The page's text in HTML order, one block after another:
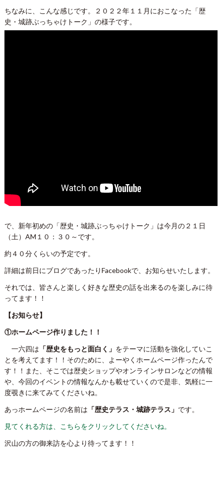
ちなみに、こんな感じです。２０２２年１１月におこなった「歴
史・城跡ぶっちゃけトーク」の様子です。
で、新年初めの「歴史・城跡ぶっちゃけトーク」は今月の２１日
（土）AM１０：３０～です。
約４０分くらいの予定です。
詳細は前日にブログであったりFacebookで、お知らせいたします。
それでは、皆さんと楽しく好きな歴史の話を出来るのを楽しみに待
ってます！！
【お知らせ】
①ホームページ作りました！！
一六四は 「歴史をもっと面白く」 をテーマに活動を強化していこ
とを考えてます！！そのために、よーやくホームページ作ったんで
す！！また、そこでは歴史ショップやオンラインサロンなどの情報
や、今回のイベントの情報なんかも載せていくので是非、気軽に一
度覗きに来てみてくださいね。
あっホームページの名前は 「歴史テラス・城跡テラス」 です。
見てくれる方は、こちらをクリックしてくださいね。
沢山の方の御来訪を心より待ってます！！